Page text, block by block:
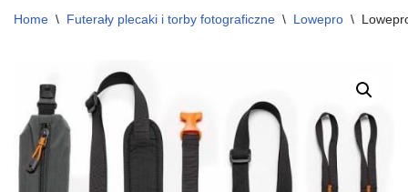
Home \ Futerały plecaki i torby fotograficzne \ Lowepro \